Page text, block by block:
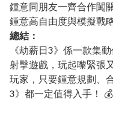
鍾意同朋友一齊合作闖
鍾意高自由度與模擬戰
總結：
《劫薪日3》係一款集
射擊遊戲，玩起嚟緊張
玩家，只要鍾意規劃、
3》都一定值得入手！